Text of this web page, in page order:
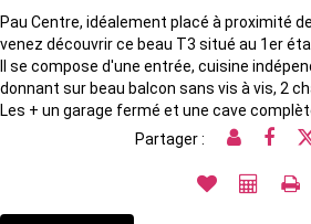
Pau Centre, idéalement placé à proximité
venez découvrir ce beau T3 situé au 1er
Il se compose d'une entrée, cuisine
donnant sur beau balcon sans vis à vis, 2
Les + un garage fermé et une cave
Partager :